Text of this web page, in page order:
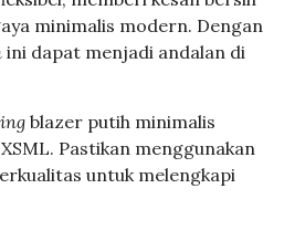
minimalis modern. Dengan
ini dapat menjadi andalan di
blazer putih minimalis
Pastikan menggunakan
untuk melengkapi